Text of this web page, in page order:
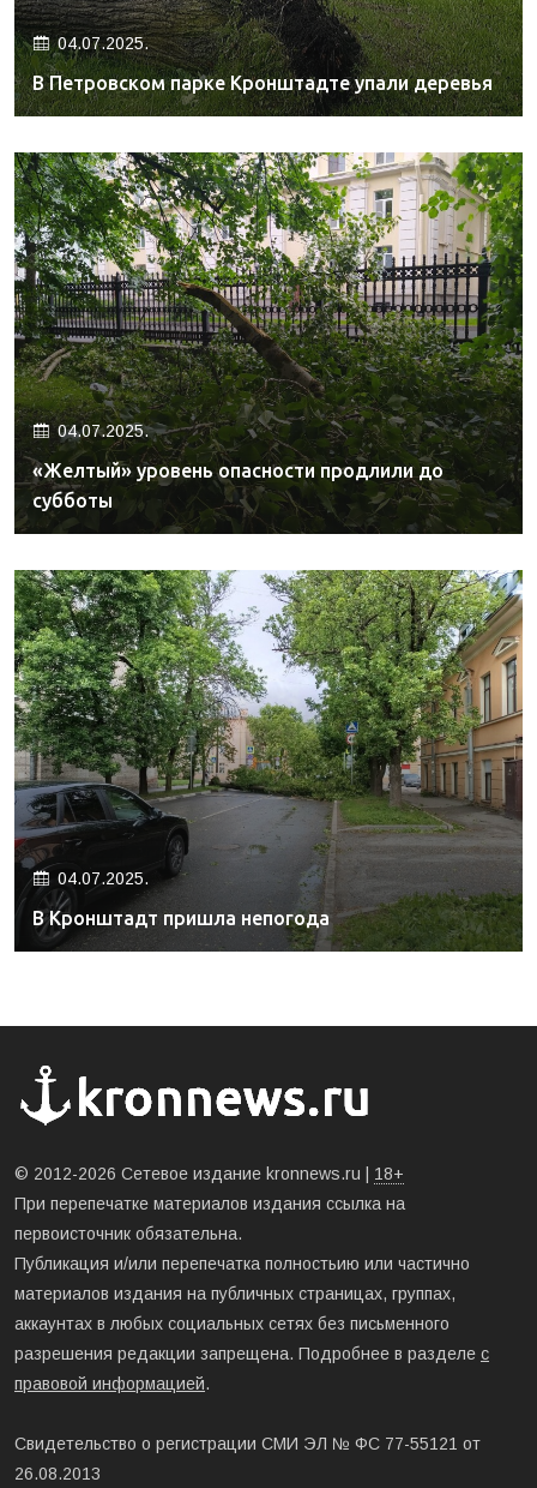
04.07.2025.
В Петровском парке Кронштадте упали деревья
04.07.2025.
«Желтый» уровень опасности продлили до
субботы
04.07.2025.
В Кронштадт пришла непогода
© 2012-2026 Сетевое издание kronnews.ru | 18+
При перепечатке материалов издания ссылка на
первоисточник обязательна.
Публикация и/или перепечатка полностьию или частично
материалов издания на публичных страницах, группах,
аккаунтах в любых социальных сетях без письменного
разрешения редакции запрещена. Подробнее в разделе с
правовой информацией.
Свидетельство о регистрации СМИ ЭЛ № ФС 77-55121 от
26.08.2013